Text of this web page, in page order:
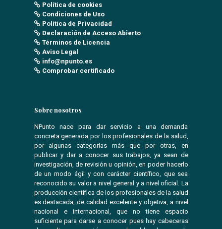
Política de cookies
Condiciones de Uso
Política de Privacidad
Declaración de Acceso Abierto
Términos de Licencia
Aviso Legal
info@npunto.es
Comprobar certificado
Sobre nosotros
NPunto nace para dar servicio a una demanda
concreta generada por los profesionales de la salud,
por algunas categorías más que por otras, en
publicar y dar a conocer sus trabajos, ya sean de
investigación, de revisión u opinión, en poder hacerlo
de un modo ágil y con carácter científico, que sea
reconocido su valor a nivel general y a nivel oficial. La
producción científica de los profesionales de la salud
es destacada, de calidad excelente y objetiva, a nivel
nacional e internacional, que no tiene espacio
suficiente para darse a conocer pues hay cabeceras